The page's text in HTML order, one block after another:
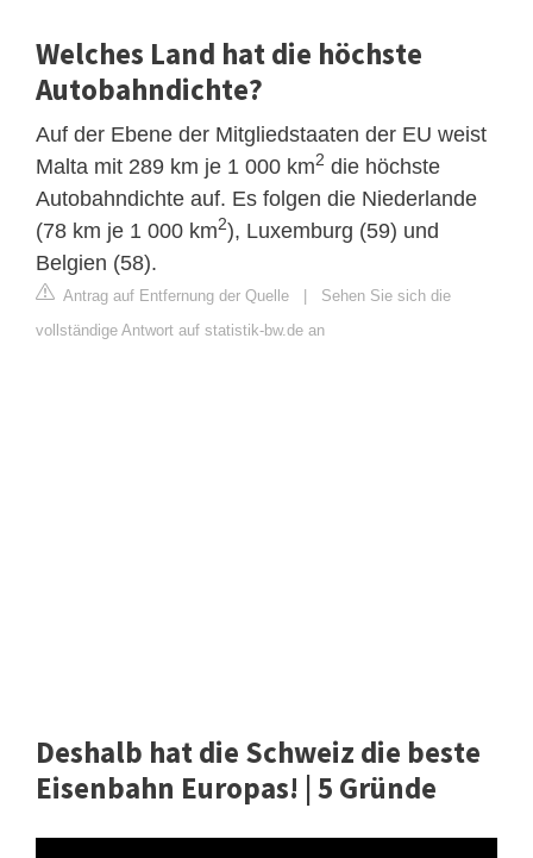
Welches Land hat die höchste
Autobahndichte?
Auf der Ebene der Mitgliedstaaten der EU weist
Malta mit 289 km je 1 000 km2 die höchste
Autobahndichte auf. Es folgen die Niederlande
(78 km je 1 000 km2), Luxemburg (59) und
Belgien (58).
Antrag auf Entfernung der Quelle
Sehen Sie sich die
vollständige Antwort auf statistik-bw.de an
Deshalb hat die Schweiz die beste
Eisenbahn Europas! | 5 Gründe